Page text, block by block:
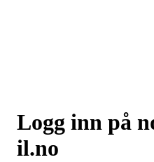
Logg inn på
il.no